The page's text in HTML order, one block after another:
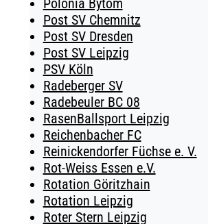
Polonia Bytom
Post SV Chemnitz
Post SV Dresden
Post SV Leipzig
PSV Köln
Radeberger SV
Radebeuler BC 08
RasenBallsport Leipzig
Reichenbacher FC
Reinickendorfer Füchse e. V.
Rot-Weiss Essen e.V.
Rotation Göritzhain
Rotation Leipzig
Roter Stern Leipzig